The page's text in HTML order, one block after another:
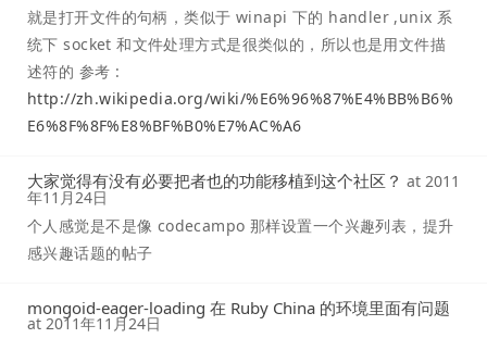
就是打开文件的句柄，类似于 winapi 下的 handler ,unix 系
统下 socket 和文件处理方式是很类似的，所以也是用文件描
述符的 参考 :
http://zh.wikipedia.org/wiki/%E6%96%87%E4%BB%B6%
E6%8F%8F%E8%BF%B0%E7%AC%A6
大家觉得有没有必要把者也的功能移植到这个社区？ at 2011
年11月24日
个人感觉是不是像 codecampo 那样设置一个兴趣列表，提升
感兴趣话题的帖子
mongoid-eager-loading 在 Ruby China 的环境里面有问题
at 2011年11月24日